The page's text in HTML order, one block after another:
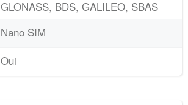
GLONASS, BDS, GALILEO, SBAS
Nano SIM
Oui